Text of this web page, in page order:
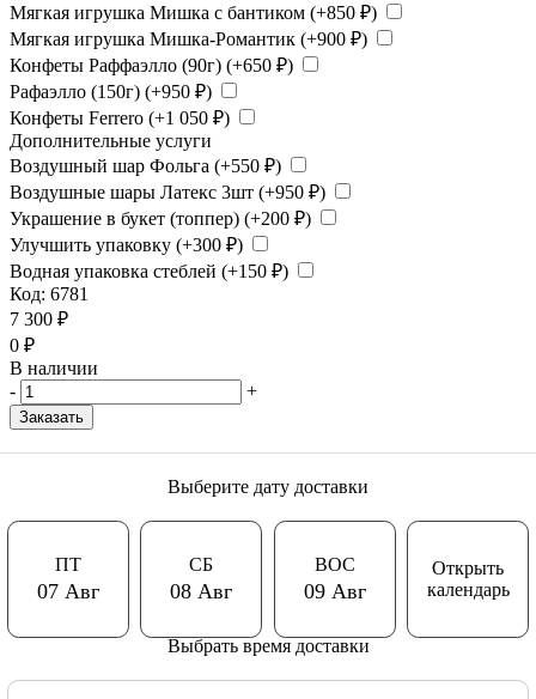
Мягкая игрушка Мишка с бантиком (+850 ₽)
Мягкая игрушка Мишка-Романтик (+900 ₽)
Конфеты Раффаэлло (90г) (+650 ₽)
Рафаэлло (150г) (+950 ₽)
Конфеты Ferrero (+1 050 ₽)
Дополнительные услуги
Воздушный шар Фольга (+550 ₽)
Воздушные шары Латекс 3шт (+950 ₽)
Украшение в букет (топпер) (+200 ₽)
Улучшить упаковку (+300 ₽)
Водная упаковка стеблей (+150 ₽)
Код: 6781
7 300 ₽
0 ₽
В наличии
-
+
Заказать
Выберите дату доставки
ПТ
07 Авг
СБ
08 Авг
ВОС
09 Авг
Открыть
календарь
Выбрать время доставки